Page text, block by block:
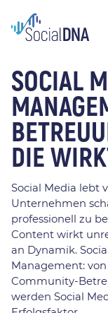
SOCIAL
DIE
Social Media lebt
Unternehmen
professionell zu
Content wirkt
an Dynamik.
Management:
Community-
werden Social